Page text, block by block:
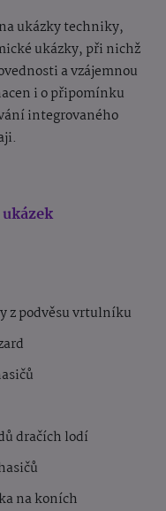
ukázky techniky,
ukázky, při nichž
a vzájemnou
i o připomínku
integrovaného
z podvěsu vrtulníku
dračích lodí
na koních